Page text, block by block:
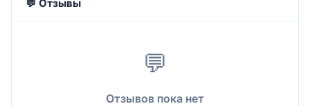
💬 Отзывы
💬
Отзывов пока нет